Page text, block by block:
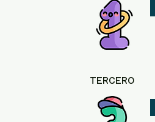
TERCERO